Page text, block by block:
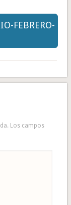
FEBRERO-
Los campos